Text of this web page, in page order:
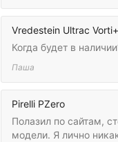
Vredestein Ultrac Vorti+
Когда будет в
Паша
Pirelli PZero
Полазил по сайтам,
модели. Я лично